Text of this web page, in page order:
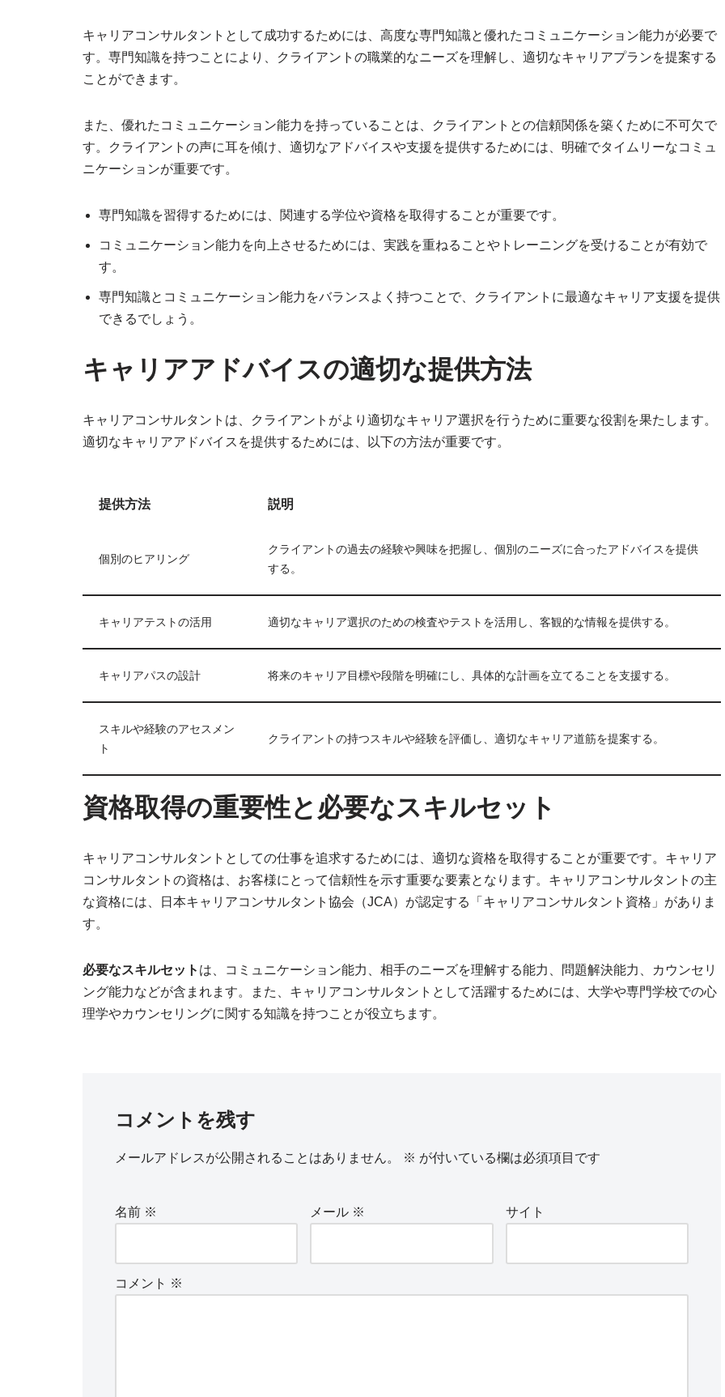
キャリアコンサルタントとして成功するためには、高度な専門知識と優れたコミュニケーション能力が必要で
す。専門知識を持つことにより、クライアントの職業的なニーズを理解し、適切なキャリアプランを提案する
ことができます。
また、優れたコミュニケーション能力を持っていることは、クライアントとの信頼関係を築くために不可欠で
す。クライアントの声に耳を傾け、適切なアドバイスや支援を提供するためには、明確でタイムリーなコミュ
ニケーションが重要です。
専門知識を習得するためには、関連する学位や資格を取得することが重要です。
コミュニケーション能力を向上させるためには、実践を重ねることやトレーニングを受けることが有効で
す。
専門知識とコミュニケーション能力をバランスよく持つことで、クライアントに最適なキャリア支援を提供
できるでしょう。
キャリアアドバイスの適切な提供方法
キャリアコンサルタントは、クライアントがより適切なキャリア選択を行うために重要な役割を果たします。
適切なキャリアアドバイスを提供するためには、以下の方法が重要です。
提供方法 説明
個別のヒアリング
クライアントの過去の経験や興味を把握し、個別のニーズに合ったアドバイスを提供
する。
キャリアテストの活用 適切なキャリア選択のための検査やテストを活用し、客観的な情報を提供する。
キャリアパスの設計 将来のキャリア目標や段階を明確にし、具体的な計画を立てることを支援する。
スキルや経験のアセスメン
ト
クライアントの持つスキルや経験を評価し、適切なキャリア道筋を提案する。
資格取得の重要性と必要なスキルセット
キャリアコンサルタントとしての仕事を追求するためには、適切な資格を取得することが重要です。キャリア
コンサルタントの資格は、お客様にとって信頼性を示す重要な要素となります。キャリアコンサルタントの主
な資格には、日本キャリアコンサルタント協会（JCA）が認定する「キャリアコンサルタント資格」がありま
す。
必要なスキルセット は、コミュニケーション能力、相手のニーズを理解する能力、問題解決能力、カウンセリ
ング能力などが含まれます。また、キャリアコンサルタントとして活躍するためには、大学や専門学校での心
理学やカウンセリングに関する知識を持つことが役立ちます。
コメントを残す
メールアドレスが公開されることはありません。 ※ が付いている欄は必須項目です
名前 ※ メール ※ サイト
コメント ※